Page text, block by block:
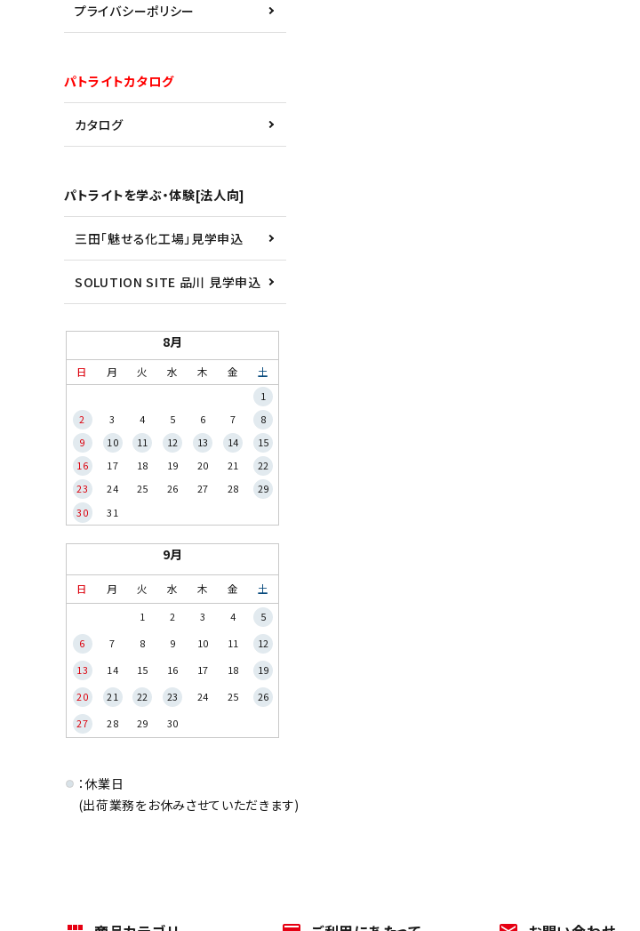
プライバシーポリシー
パトライトカタログ
カタログ
パトライトを学ぶ・体験[法人向]
三田「魅せる化工場」見学申込
SOLUTION SITE 品川 見学申込
8月
日 月 火 水 木 金 土
1
2
3 4 5 6 7
8
9
10 11 12 13 14
15
16
17 18 19 20 21
22
23
24 25 26 27 28
29
30
31
9月
日 月 火 水 木 金 土
1 2 3 4
5
6
7 8 9 10 11
12
13
14 15 16 17 18
19
20
21 22 23 24 25
26
27
28 29 30
：休業日
(出荷業務をお休みさせていただきます)